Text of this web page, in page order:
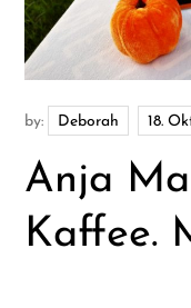
by: Deborah
Anja
Kaffee.